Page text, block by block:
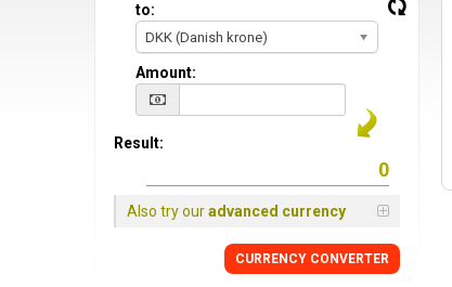
to:
DKK (Danish krone)
Amount:
Result:
Also try ouradvanced currency
CURRENCY CONVERTER